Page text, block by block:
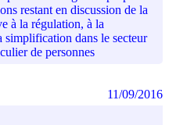
restant en discussion de la
à la régulation, à la
simplification dans le secteur
de personnes
11/09/2016